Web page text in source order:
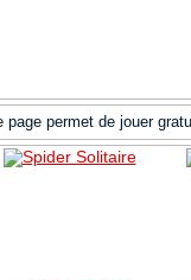
page permet de jouer